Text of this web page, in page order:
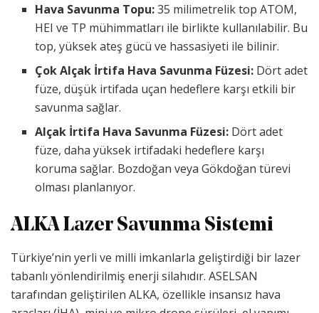
Hava Savunma Topu:35 milimetrelik top ATOM,
HEI ve TP mühimmatları ile birlikte kullanılabilir. Bu
top, yüksek ateş gücü ve hassasiyeti ile bilinir.
Çok Alçak İrtifa Hava Savunma Füzesi: Dört adet
füze, düşük irtifada uçan hedeflere karşı etkili bir
savunma sağlar.
Alçak İrtifa Hava Savunma Füzesi: Dört adet
füze, daha yüksek irtifadaki hedeflere karşı
koruma sağlar. Bozdoğan veya Gökdoğan türevi
olması planlanıyor.
ALKA Lazer Savunma Sistemi
Türkiye’nin yerli ve milli imkanlarla geliştirdiği bir lazer
tabanlı yönlendirilmiş enerji silahıdır. ASELSAN
tarafından geliştirilen ALKA, özellikle insansız hava